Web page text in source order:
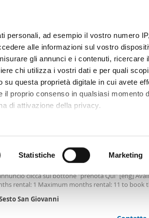
personali, ad esempio il vostro numero
alle informazioni sul vostro
gli annunci e i contenuti, ricercare
chi utilizza i vostri dati e per quali
questa proprietà digitale in cui avete
proprio consenso in qualsiasi momento
di attivazione della privacy.
attivamente alla ricerca di caratteristiche
personali e imposta le tue preferenze
in qualsiasi momento dalla
ed annunci, per fornire funzionalità dei
Statistiche Marketing
Locali Più filtri - 2
affitto tolmino sesto san giovanni Sesto San Giovanni
Ordine Mioaffitto
clicca sul bottone "prenota Qui" [eng]
rental: 1 Maximum months rental: 11 to book
di 40 m², situato al 1° piano, è la
San Giovanni